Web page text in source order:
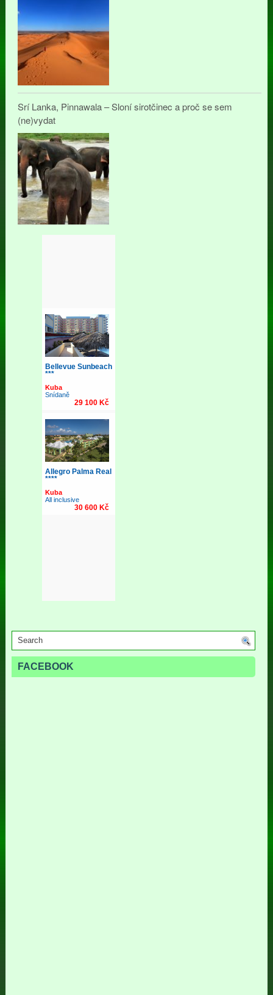
Srí Lanka, Pinnawala – Sloní sirotčinec a proč se sem
(ne)vydat
FACEBOOK